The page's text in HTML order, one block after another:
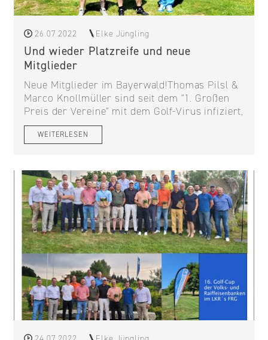
26.07.2022 Elke Jüngling
Und wieder Platzreife und neue
Mitglieder
Neue Mitglieder im Bayerwald!Thomas Pilsl &
Marco Knollmüller sind seit dem "1. Großen
Preis der Vereine" mit dem Golf-Virus infiziert,
WEITERLESEN